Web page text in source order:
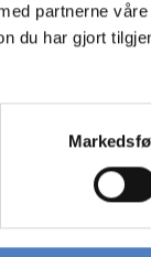
partnerne våre
du har gjort